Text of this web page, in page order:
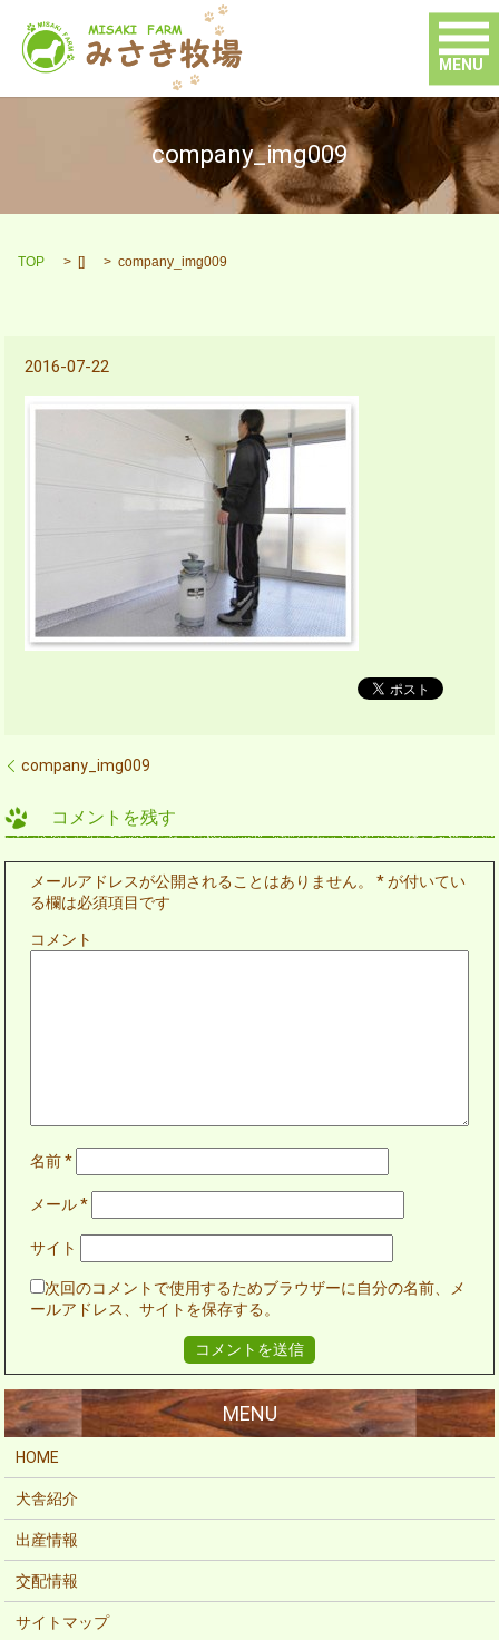
MENU
company_img009
TOP [] company_img009
2016-07-22
company_img009
コメントを残す
メールアドレスが公開されることはありません。 *が付いてい
る欄は必須項目です
コメント
名前*
メール*
サイト
次回のコメントで使用するためブラウザーに自分の名前、メ
ールアドレス、サイトを保存する。
HOME
犬舎紹介
出産情報
交配情報
サイトマップ